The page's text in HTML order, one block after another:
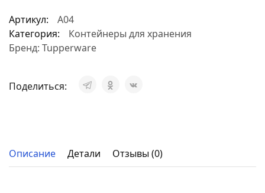
Артикул:
А04
Категория:
Контейнеры для хранения
Бренд: Tupperware
Поделиться:
Описание Детали Отзывы (0)